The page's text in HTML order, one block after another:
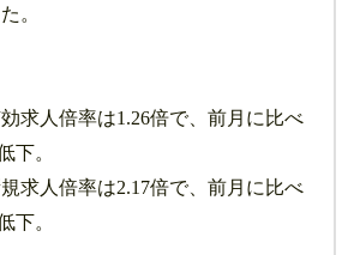
。
求人倍率は1.26倍で、前月に比べ
下。
求人倍率は2.17倍で、前月に比べ
下。